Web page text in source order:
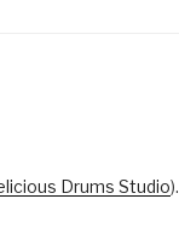
Drums Studio).